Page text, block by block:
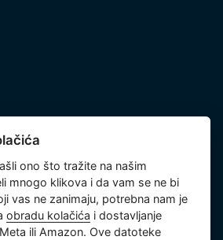
obrađivanih podataka
ono što tražite na našim
mnogo klikova i da vam se ne bi
vas ne zanimaju, potrebna nam je
obradu kolačića i dostavljanje
ili Amazon. Ove datoteke